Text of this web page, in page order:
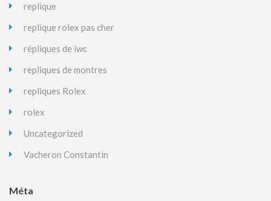
replique
replique rolex pas cher
répliques de iwc
repliques de montres
repliques Rolex
rolex
Uncategorized
Vacheron Constantin
Méta